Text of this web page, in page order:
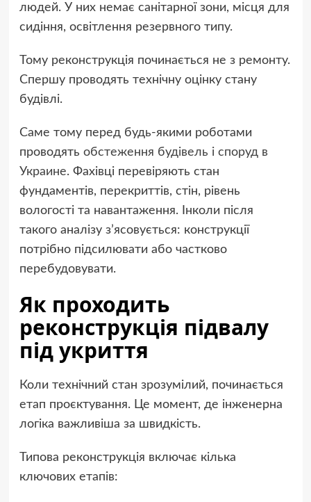
людей. У них немає санітарної зони, місця для
сидіння, освітлення резервного типу.
Тому реконструкція починається не з ремонту.
Спершу проводять технічну оцінку стану
будівлі.
Саме тому перед будь-якими роботами
проводять обстеження будівель і споруд в
Украине. Фахівці перевіряють стан
фундаментів, перекриттів, стін, рівень
вологості та навантаження. Інколи після
такого аналізу з’ясовується: конструкції
потрібно підсилювати або частково
перебудовувати.
Як проходить
реконструкція підвалу
під укриття
Коли технічний стан зрозумілий, починається
етап проєктування. Це момент, де інженерна
логіка важливіша за швидкість.
Типова реконструкція включає кілька
ключових етапів: